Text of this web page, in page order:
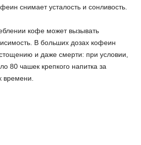
снимает усталость и сонливость.
кофе может вызывать
В больших дозах кофеин
и даже смерти: при условии,
80 чашек крепкого напитка за
времени.